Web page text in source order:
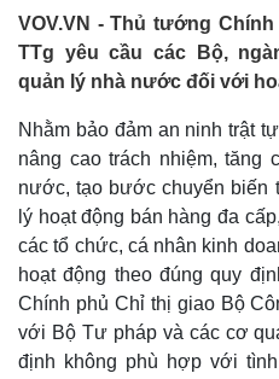
VOV.VN - Thủ tướng
TTg yêu cầu các Bộ,
quản lý nhà nước đối với
Nhằm bảo đảm an ninh trật
nâng cao trách nhiệm,
nước, tạo bước chuyển biến
lý hoạt động bán hàng đa
các tổ chức, cá nhân kinh
hoạt động theo đúng quy
Chính phủ Chỉ thị giao Bộ
với Bộ Tư pháp và các cơ
định không phù hợp với